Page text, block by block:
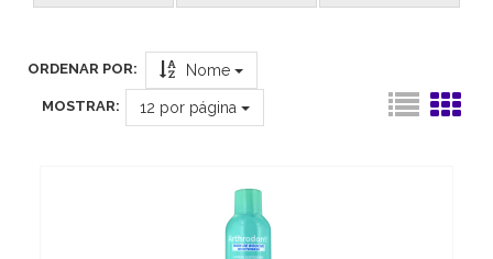
ORDENAR POR: Nome
MOSTRAR: 12 por página